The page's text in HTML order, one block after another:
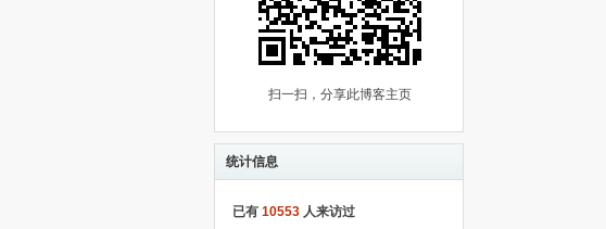
扫一扫，分享此博客主页
统计信息
已有 10553 人来访过